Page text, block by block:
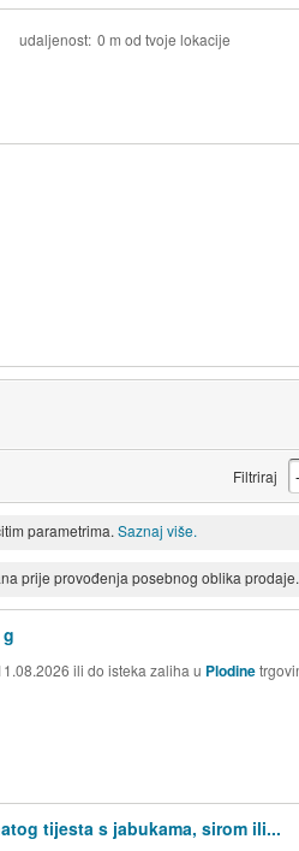
udaljenost 0 m od tvoje lokacije
Filtriraj
parametrima. Saznaj više.
prije provođenja posebnog oblika prodaje.
ili do isteka zaliha u Plodine
tijesta s jabukama, sirom ili...